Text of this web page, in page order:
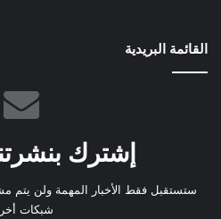
القائمة البريدية
إشترك
ستستقبل فقط الأخبار المهمة ولن يتم
شبكات